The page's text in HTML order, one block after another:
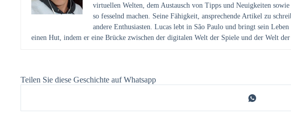
virtuellen Welten, dem Austausch von Tipps und Neuigkeiten
so fesselnd machen. Seine Fähigkeit, ansprechende Artikel zu
andere Enthusiasten. Lucas lebt in São Paulo und bringt sein
einen Hut, indem er eine Brücke zwischen der digitalen Welt der Spiele und der Welt
Teilen Sie diese Geschichte auf Whatsapp